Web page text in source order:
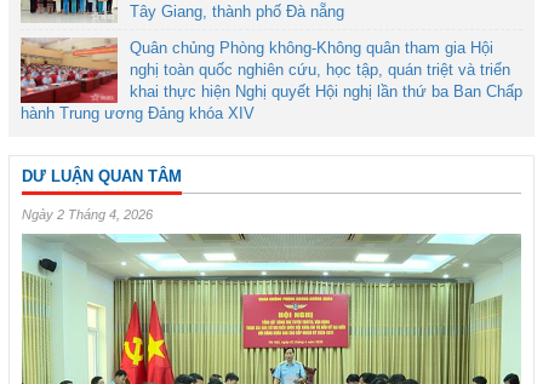
Tây Giang, thành phố Đà nẵng
Quân chủng Phòng không-Không quân tham gia Hội
nghị toàn quốc nghiên cứu, học tập, quán triệt và triển
khai thực hiện Nghị quyết Hội nghị lần thứ ba Ban Chấp
hành Trung ương Đảng khóa XIV
DƯ LUẬN QUAN TÂM
Ngày 2 Tháng 4, 2026